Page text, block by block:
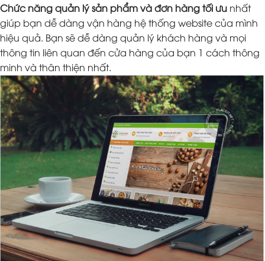
Chức năng quản lý sản phẩm và đơn hàng tối ưu nhất
giúp bạn dễ dàng vận hàng hệ thống website của mình
hiệu quả. Bạn sẽ dễ dàng quản lý khách hàng và mọi
thông tin liên quan đến cửa hàng của bạn 1 cách thông
minh và thân thiện nhất.